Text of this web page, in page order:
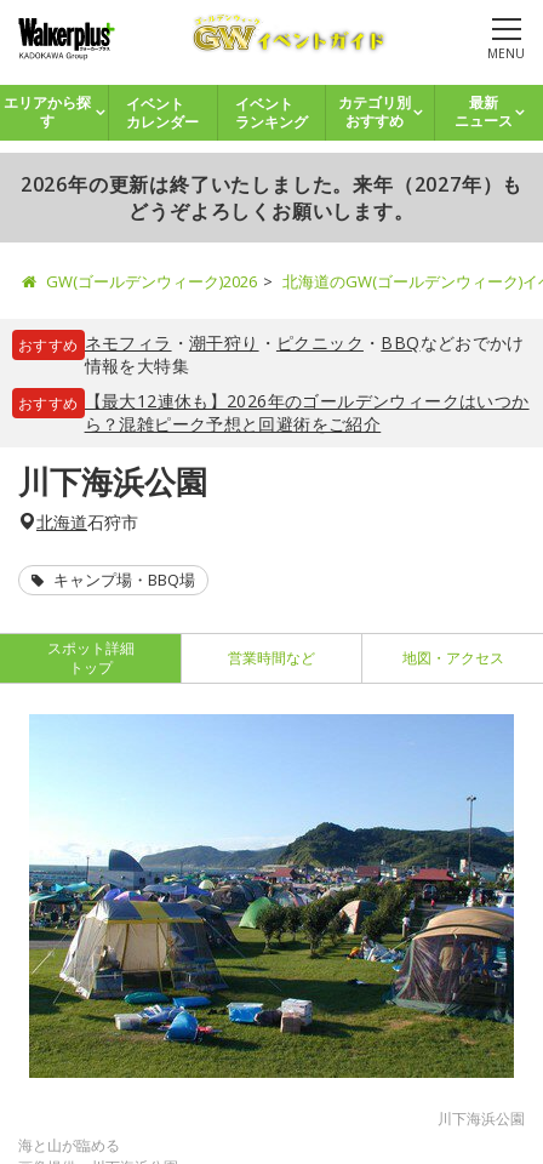
MENU
エリアから探
す
イベント
カレンダー
イベント
ランキング
カテゴリ別
おすすめ
最新
ニュース
2026年の更新は終了いたしました。来年（2027年）も
どうぞよろしくお願いします。
GW(ゴールデンウィーク)2026 北海道のGW(ゴールデンウィーク)
おすすめ ネモフィラ ・ 潮干狩り ・ ピクニック ・ BBQなどおでかけ
情報を大特集
おすすめ
【最大12連休も】2026年のゴールデンウィークはいつか
ら？混雑ピーク予想と回避術をご紹介
川下海浜公園
北海道石狩市
キャンプ場・BBQ場
スポット詳細
トップ
営業時間など 地図・アクセス
川下海浜公園
海と山が臨める